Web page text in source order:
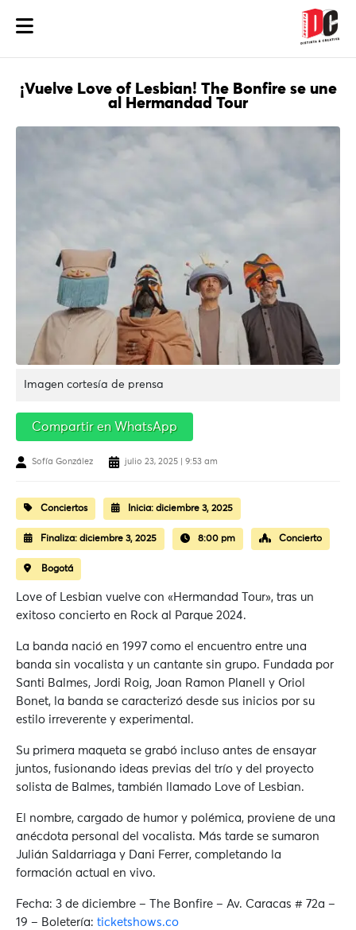
¡Vuelve Love of Lesbian! The Bonfire se une
al Hermandad Tour
Imagen cortesía de prensa
Compartir en WhatsApp
Sofía González julio 23, 2025 | 9:53 am
Conciertos Inicia: diciembre 3, 2025
Finaliza: diciembre 3, 2025 8:00 pm Concierto
Bogotá
Love of Lesbian vuelve con «Hermandad Tour», tras un
exitoso concierto en Rock al Parque 2024.
La banda nació en 1997 como el encuentro entre una
banda sin vocalista y un cantante sin grupo. Fundada por
Santi Balmes, Jordi Roig, Joan Ramon Planell y Oriol
Bonet, la banda se caracterizó desde sus inicios por su
estilo irreverente y experimental.
Su primera maqueta se grabó incluso antes de ensayar
juntos, fusionando ideas previas del trío y del proyecto
solista de Balmes, también llamado Love of Lesbian.
El nombre, cargado de humor y polémica, proviene de una
anécdota personal del vocalista. Más tarde se sumaron
Julián Saldarriaga y Dani Ferrer, completando la
formación actual en vivo.
Fecha: 3 de diciembre – The Bonfire – Av. Caracas # 72a –
19 – Boletería: ticketshows.co